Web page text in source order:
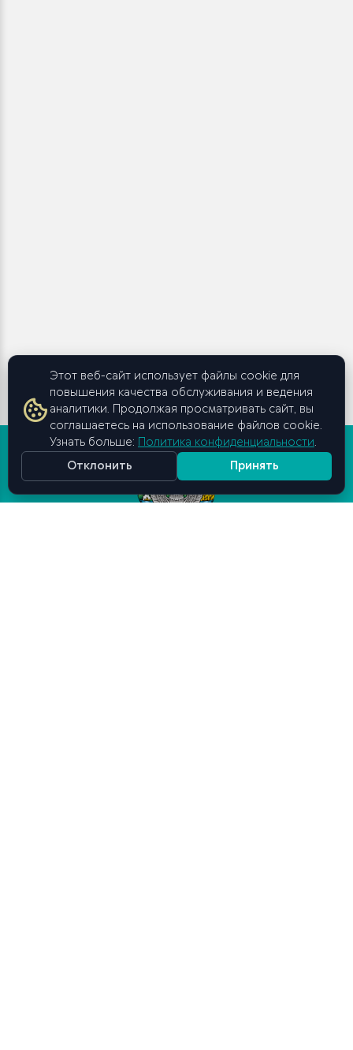
Этот веб-сайт использует файлы cookie для
повышения качества обслуживания и ведения
аналитики. Продолжая просматривать сайт, вы
соглашаетесь на использование файлов cookie.
Узнать больше: Политика конфиденциальности.
Отклонить
Принять